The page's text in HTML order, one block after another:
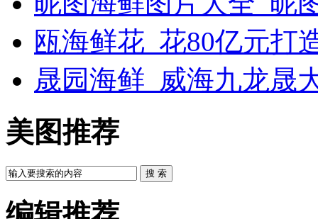
瓯海鲜花_花80亿元打
晟园海鲜_威海九龙晟
美图推荐
搜 索